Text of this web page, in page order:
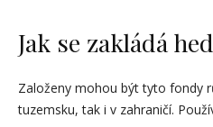
Jak se zakládá
Založeny mohou být tyto fondy
tuzemsku, tak i v zahraničí.